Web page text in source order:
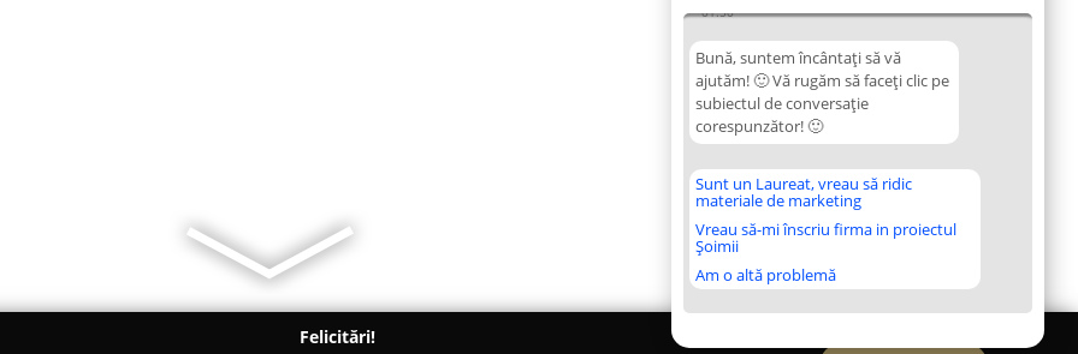
01:50
Bună, suntem încântați să vă
ajutăm! 🙂 Vă rugăm să faceți clic pe
subiectul de conversație
corespunzător! 🙂
Sunt un Laureat, vreau să ridic
materiale de marketing
Vreau să-mi înscriu firma in proiectul
Șoimii
Am o altă problemă
Felicitări!